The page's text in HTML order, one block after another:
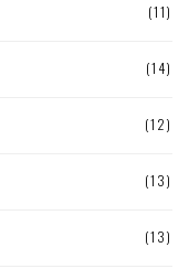
(11)
(14)
(12)
(13)
(13)